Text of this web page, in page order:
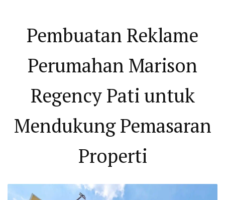
Pembuatan Reklame
Perumahan Marison
Regency Pati untuk
Mendukung Pemasaran
Properti